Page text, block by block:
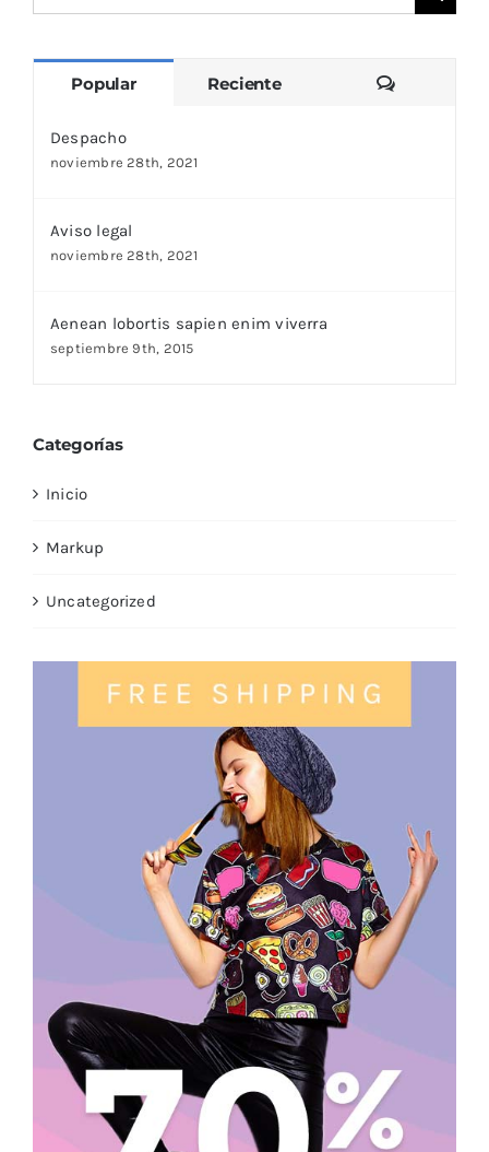
for:
Popular Reciente
Despacho
noviembre 28th, 2021
Aviso legal
noviembre 28th, 2021
Aenean lobortis sapien enim viverra
septiembre 9th, 2015
Categorías
Inicio
Markup
Uncategorized